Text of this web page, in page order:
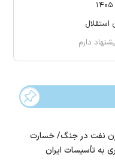
دارم
۵۲ مخزن نفت در جنگ/ خسارت
به تأسیسات ایران